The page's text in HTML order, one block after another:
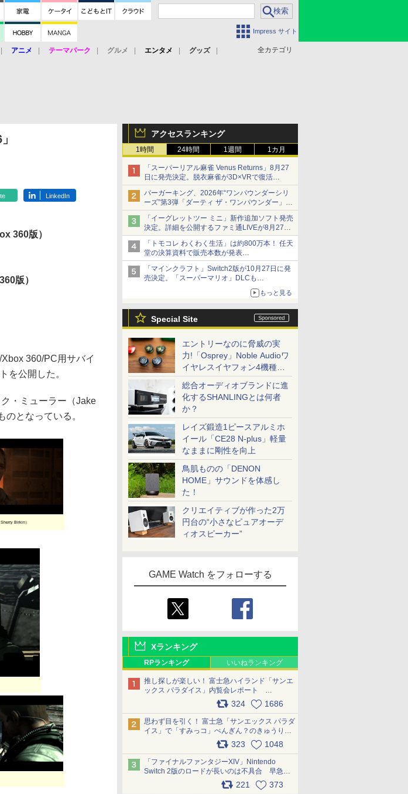
Impress サイト
全カテゴリ
アニメ テーマパーク グルメ エンタメ
グッズ
アクセスランキング
1時間 24時間 1週間 1カ月
「スーパーリアル麻雀 Venus Returns」8月27
日に発売決定。脱衣麻雀が3D×VRで復活
発売から2週間は20%オフになるセールが実施
バーガーキング、2026年“ワンパウンダーシリ
ーズ”第3弾「ダーティ ザ・ワンパウンダー」を
8月7日発売
「特製ガーリックマヨソース」を使用した超大
型チーズバーガー
「イーグレットツー ミニ」新作追加ソフト発売
決定。詳細を公開するファミ通LIVEが8月27日
20時から配信
シリーズ累計100タイトルへ
「トモコレ わくわく生活」は約800万本！ 任天
堂の決算資料で販売本数が発表
「ぽこポケ」は127万本に
「マインクラフト」Switch2版が10月27日に発
売決定。「スーパーマリオ」DLCも
Switch版からのアップグレードも可能に
もっと見る
Special Site
エントリーなのに脅威の実
力!「Osprey」Noble Audioワ
イヤレスイヤフォン4機種を
一気に聴く
総合オーディオブランドに進
化するSHANLINGとは何者
か？
レイズ鍛造1ピースアルミホ
イール「CE28 N-plus」軽量
なままに剛性を向上
鳥肌ものの「DENON
HOME」サウンドを体感し
た！
クリエイティブが作った2万
円台の“小さなピュアオーデ
ィオスピーカー”
GAME Watch をフォローする
Xランキング
RPランキング いいねランキング
推し探しが楽しい！ 富士急ハイランド「サンエ
ックス パラダイス」内覧会レポート
324 1686
思わず目を引く！ 富士急「サンエックス パラダ
イス」で「すみっコ」ぺんぎん？のきゅうりド
ッグを食べてみた イラストそのままのメニュ
ー化に挑戦。これが意外にもおいしい
pic.x.com/Kgl04hZaeg
323 1048
「ファイナルファンタジーXIV」Nintendo
Switch 2版のロードが長いのは不具合 早急に
アップデートできるよう対応中221 373
LinkedIn
360版）
版）
360/PC用サバイ
を公開した。
・ミューラー（Jake
となっている。
Birkin）